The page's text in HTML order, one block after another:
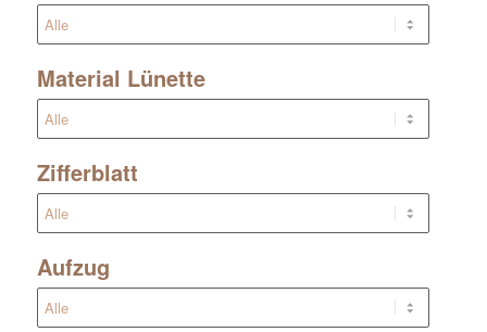
Material Lünette
Zifferblatt
Aufzug